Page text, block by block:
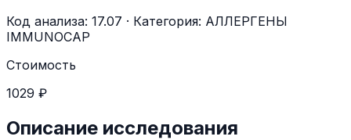
Код анализа: 17.07 · Категория: АЛЛЕРГЕНЫ
IMMUNOCAP
Стоимость
1029 ₽
Описание исследования